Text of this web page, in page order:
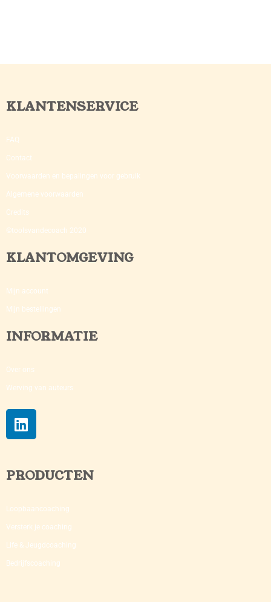
KLANTENSERVICE
FAQ
Contact
Voorwaarden en bepalingen voor gebruik
Algemene voorwaarden
Credits
©toolsvandecoach 2020
KLANTOMGEVING
Mijn account
Mijn bestellingen
INFORMATIE
Over ons
Werving van auteurs
PRODUCTEN
Loopbaancoaching
Versterk je coaching​
Life & Jeugdcoaching
Bedrijfscoaching​